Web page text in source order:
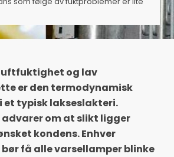
og lav
er den termodynamisk
et typisk lakseslakteri.
advarer om at slikt ligger
kondens. Enhver
få alle varsellamper blinke